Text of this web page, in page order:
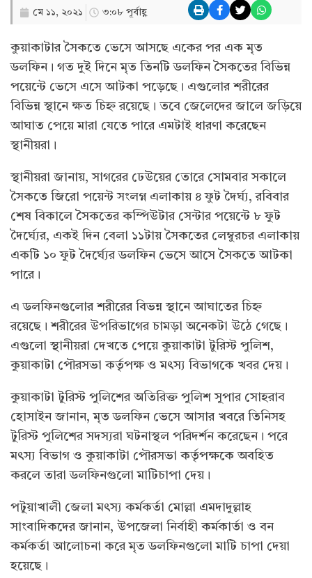
মে ১১, ২০২১ ৩:০৮ পূর্বাহ্ণ
কুয়াকাটার সৈকতে ভেসে আসছে একের পর এক মৃত
ডলফিন। গত দুই দিনে মৃত তিনটি ডলফিন সৈকতের বিভিন্ন
পয়েন্টে ভেসে এসে আটকা পড়েছে। এগুলোর শরীরের
বিভিন্ন স্থানে ক্ষত চিহ্ন রয়েছে। তবে জেলেদের জালে জড়িয়ে
আঘাত পেয়ে মারা যেতে পারে এমটাই ধারণা করেছেন
স্থানীয়রা।
স্থানীয়রা জানায়, সাগরের ঢেউয়ের তোরে সোমবার সকালে
সৈকতে জিরো পয়েন্ট সংলগ্ন এলাকায় ৪ ফুট দৈর্ঘ্য, রবিবার
শেষ বিকালে সৈকতের কম্পিউটার সেন্টার পয়েন্টে ৮ ফুট
দৈর্ঘ্যের, একই দিন বেলা ১১টায় সৈকতের লেম্বুরচর এলাকায়
একটি ১০ ফুট দৈর্ঘ্যের ডলফিন ভেসে আসে সৈকতে আটকা
পারে।
এ ডলফিনগুলোর শরীরের বিভন্ন স্থানে আঘাতের চিহ্ন
রয়েছে। শরীরের উপরিভাগের চামড়া অনেকটা উঠে গেছে।
এগুলো স্থানীয়রা দেখতে পেয়ে কুয়াকাটা টুরিস্ট পুলিশ,
কুয়াকাটা পৌরসভা কর্তৃপক্ষ ও মৎস্য বিভাগকে খবর দেয়।
কুয়াকাটা টুরিস্ট পুলিশের অতিরিক্ত পুলিশ সুপার সোহরাব
হোসাইন জানান, মৃত ডলফিন ভেসে আসার খবরে তিনিসহ
টুরিস্ট পুলিশের সদস্যরা ঘটনাস্থল পরিদর্শন করেছেন। পরে
মৎস্য বিভাগ ও কুয়াকাটা পৌরসভা কর্তৃপক্ষকে অবহিত
করলে তারা ডলফিনগুলো মাটিচাপা দেয়।
পটুয়াখালী জেলা মৎস্য কর্মকর্তা মোল্লা এমদাদুল্লাহ
সাংবাদিকদের জানান, উপজেলা নির্বাহী কর্মকার্তা ও বন
কর্মকর্তা আলোচনা করে মৃত ডলফিনগুলো মাটি চাপা দেয়া
হয়েছে।